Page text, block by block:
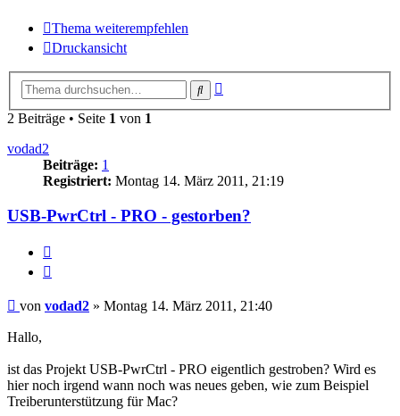
Thema weiterempfehlen
Druckansicht
Suche
2 Beiträge • Seite 1 von 1
vodad2
Beiträge: 1
Registriert: Montag 14. März 2011, 21:19
USB-PwrCtrl - PRO - gestorben?
Beitrag
von vodad2 » Montag 14. März 2011, 21:40
Hallo,
ist das Projekt USB-PwrCtrl - PRO eigentlich gestroben? Wird es
hier noch irgend wann noch was neues geben, wie zum Beispiel
Treiberunterstützung für Mac?